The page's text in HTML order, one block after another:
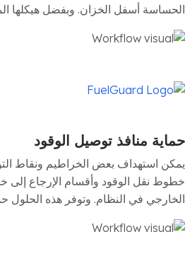
الحساسة أسفل الخزان. وبفضل هيكلها
حماية منافذ توصيل الوقود
يمكن استهداف بعض الخراطيم ونقاط
الخارجي في النظام. وتوفر هذه الحلول